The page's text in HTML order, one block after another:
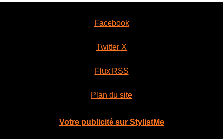
Facebook
Twitter X
Flux RSS
Plan du site
Votre publicité sur StylistMe